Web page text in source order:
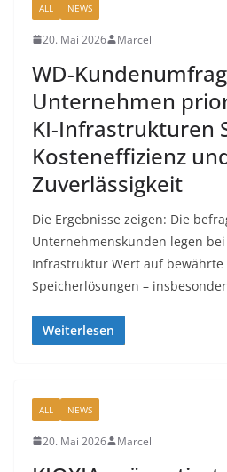
ALL NEWS
20. Mai 2026 Marcel
WD-
Unternehmen
KI-Infrastrukturen
Kosteneffizienz
Zuverlässigkeit
Die Ergebnisse zeigen: Die
Unternehmenskunden legen
Infrastruktur Wert auf bewährte
Speicherlösungen –
Weiterlesen
ALL NEWS
20. Mai 2026 Marcel